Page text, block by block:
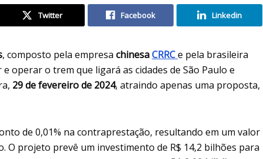
Twitter Facebook Linkedin
, composto pela empresa chinesaCRRCe pela brasileira
operar o trem que ligará as cidades de São Paulo e
29 de fevereiro de 2024, atraindo apenas uma proposta,
de 0,01% na contraprestação, resultando em um valor
O projeto prevê um investimento de R$ 14,2 bilhões para